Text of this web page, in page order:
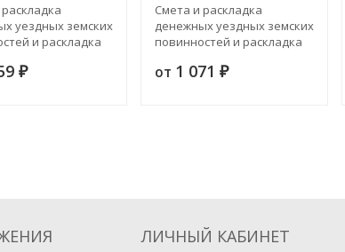
уездных земских
и раскладка
уезду на 1899 год
₽
Смета и раскладка
денежных уездных земских
повинностей и раскладка
Севскому уезду на 1898 год
от 1 071 ₽
ЛИЧНЫЙ КАБИНЕТ